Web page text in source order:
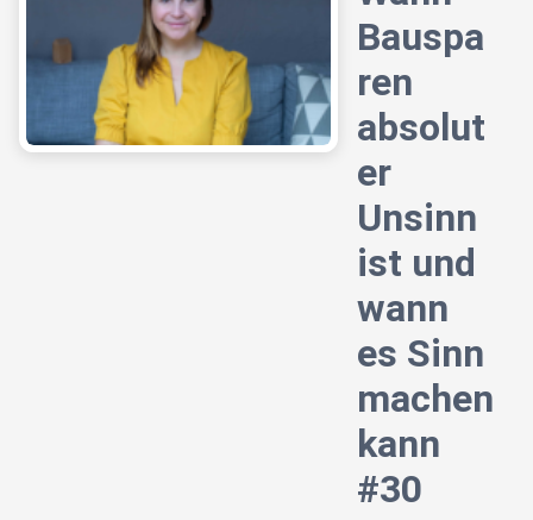
Bauspa
ren
absolut
er
Unsinn
ist und
wann
es Sinn
machen
kann
#30